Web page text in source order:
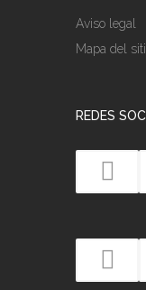
Aviso legal
Mapa del
REDES